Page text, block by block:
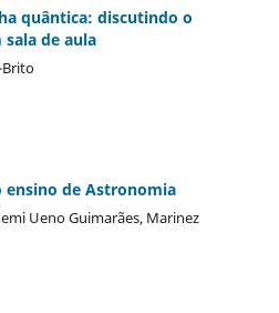
quântica: discutindo o
de aula
Brito
ensino de Astronomia
Ueno Guimarães, Marinez